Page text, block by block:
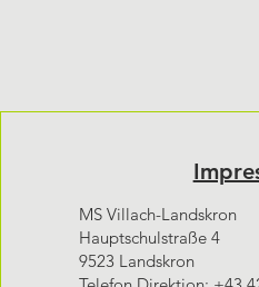
MS Villach-Landskron
Hauptschulstraße 4
9523 Landskron